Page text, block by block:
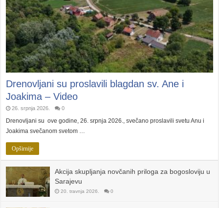
Drenovljani su proslavili blagdan sv. Ane i
Joakima – Video
26. srpnja 2026. 0
Drenovljani su ove godine, 26. srpnja 2026., svečano proslavili svetu Anu i
Joakima svečanom svetom …
Opširnije
Akcija skupljanja novčanih priloga za bogosloviju u
Sarajevu
20. travnja 2026. 0